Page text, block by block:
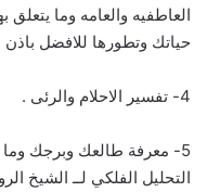
العاطفيه والعامه وما
حياتك وتطورها للافضل باذن
4- تفسير الاحلام والرئى .
5- معرفة طالعك وبرجك
التحليل الفلكي لــ الشيخ